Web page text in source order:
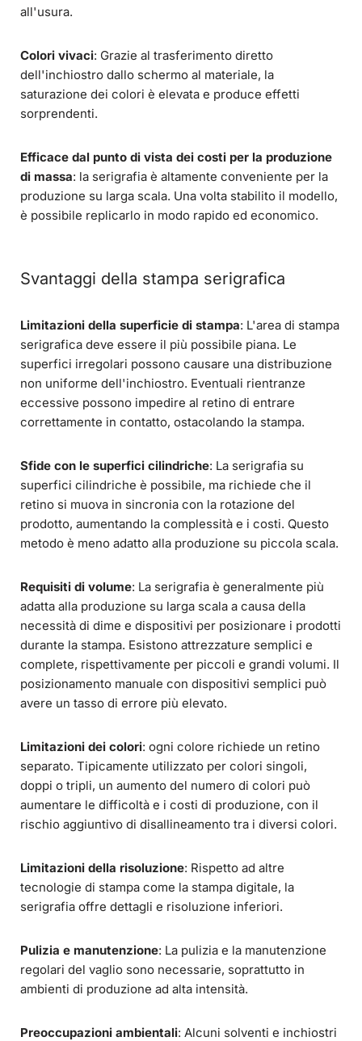
all'usura.
Colori vivaci: Grazie al trasferimento diretto
dell'inchiostro dallo schermo al materiale, la
saturazione dei colori è elevata e produce effetti
sorprendenti.
Efficace dal punto di vista dei costi per la produzione
di massa: la serigrafia è altamente conveniente per la
produzione su larga scala. Una volta stabilito il modello,
è possibile replicarlo in modo rapido ed economico.
Svantaggi della stampa serigrafica
Limitazioni della superficie di stampa: L'area di stampa
serigrafica deve essere il più possibile piana. Le
superfici irregolari possono causare una distribuzione
non uniforme dell'inchiostro. Eventuali rientranze
eccessive possono impedire al retino di entrare
correttamente in contatto, ostacolando la stampa.
Sfide con le superfici cilindriche: La serigrafia su
superfici cilindriche è possibile, ma richiede che il
retino si muova in sincronia con la rotazione del
prodotto, aumentando la complessità e i costi. Questo
metodo è meno adatto alla produzione su piccola scala.
Requisiti di volume: La serigrafia è generalmente più
adatta alla produzione su larga scala a causa della
necessità di dime e dispositivi per posizionare i prodotti
durante la stampa. Esistono attrezzature semplici e
complete, rispettivamente per piccoli e grandi volumi. Il
posizionamento manuale con dispositivi semplici può
avere un tasso di errore più elevato.
Limitazioni dei colori: ogni colore richiede un retino
separato. Tipicamente utilizzato per colori singoli,
doppi o tripli, un aumento del numero di colori può
aumentare le difficoltà e i costi di produzione, con il
rischio aggiuntivo di disallineamento tra i diversi colori.
Limitazioni della risoluzione: Rispetto ad altre
tecnologie di stampa come la stampa digitale, la
serigrafia offre dettagli e risoluzione inferiori.
Pulizia e manutenzione: La pulizia e la manutenzione
regolari del vaglio sono necessarie, soprattutto in
ambienti di produzione ad alta intensità.
Preoccupazioni ambientali: Alcuni solventi e inchiostri